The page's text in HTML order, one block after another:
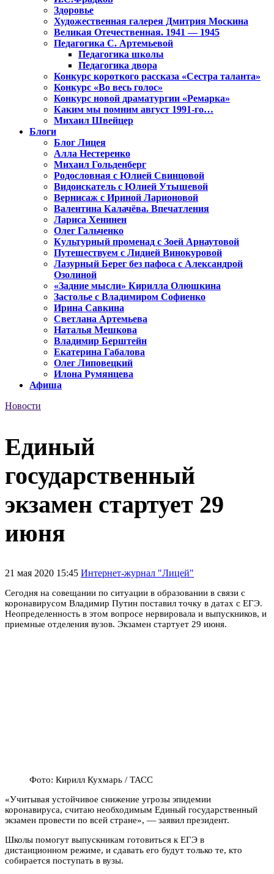
Здоровье
Художественная галерея Дмитрия Москина
Великая Отечественная. 1941 — 1945
Педагогика С. Артемьевой
Педагогика школы
Педагогика двора
Конкурс короткого рассказа «Сестра таланта»
Конкурс «Во весь голос»
Конкурс новой драматургии «Ремарка»
Каким мы помним август 1991-го…
Михаил Швейцер
Блоги
Блог Лицея
Алла Нестеренко
Михаил Гольденберг
Родословная с Юлией Свинцовой
Видоискатель с Юлией Утышевой
Вернисаж с Ириной Ларионовой
Валентина Калачёва. Впечатления
Лариса Хенинен
Олег Гальченко
Культурный променад с Зоей Арнаутовой
Путешествуем с Лидией Винокуровой
Лазурный Берег без пафоса с Александрой
Озолиной
«Задние мысли» Кирилла Олюшкина
Застолье с Владимиром Софиенко
Ирина Савкина
Светлана Артемьева
Наталья Мешкова
Владимир Берштейн
Екатерина Габалова
Олег Липовецкий
Илона Румянцева
Афиша
Новости
Единый
государственный
экзамен стартует 29
июня
21 мая 2020 15:45 Интернет-журнал "Лицей"
Сегодня на совещании по ситуации в образовании в связи с
коронавирусом Владимир Путин поставил точку в датах с ЕГЭ.
Неопределенность в этом вопросе нервировала и выпускников, и
приемные отделения вузов. Экзамен стартует 29 июня.
Фото: Кирилл Кухмарь / ТАСС
«Учитывая устойчивое снижение угрозы эпидемии
коронавируса, считаю необходимым Единый государственный
экзамен провести по всей стране», — заявил президент.
Школы помогут выпускникам готовиться к ЕГЭ в
дистанционном режиме, и сдавать его будут только те, кто
собирается поступать в вузы.